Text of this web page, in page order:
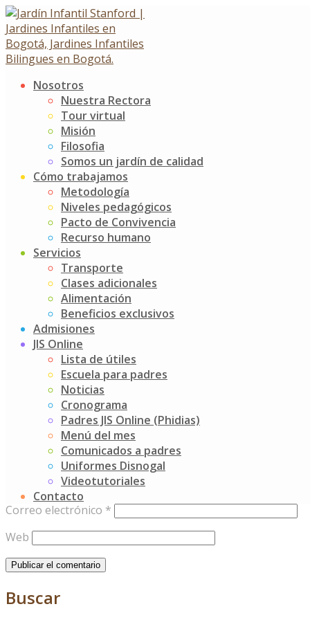
Skip
to
content
Nosotros
Nuestra Rectora
Tour virtual
Misión
Filosofia
Somos un jardín de calidad
Cómo trabajamos
Metodología
Niveles pedagógicos
Pacto de Convivencia
Recurso humano
Servicios
Transporte
Clases adicionales
Alimentación
Beneficios exclusivos
Admisiones
JIS Online
Lista de útiles
Escuela para padres
Noticias
Cronograma
Padres JIS Online (Phidias)
Menú del mes
Comunicados a padres
Uniformes Disnogal
Videotutoriales
Contacto
Clases Extra
Clases Extra
10 abril, 201826 abril, 2018
Jardín Infantil Stanford
¡Continuamos con grandes sorpresas relacionadas con
Las habilidades motrices de nuestros niños son
por medio de disciplinas como el taekwondo y tenis.
navigation
Campaña del Buen Trato
Campaña Salud Oral
Add your thoughts
Tu dirección de correo electrónico no será publicada.
Comentario*
Nombre*
Correo electrónico *
Web
Buscar